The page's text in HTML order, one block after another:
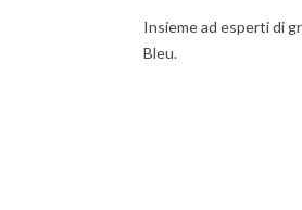
Insieme ad esperti di
Bleu.